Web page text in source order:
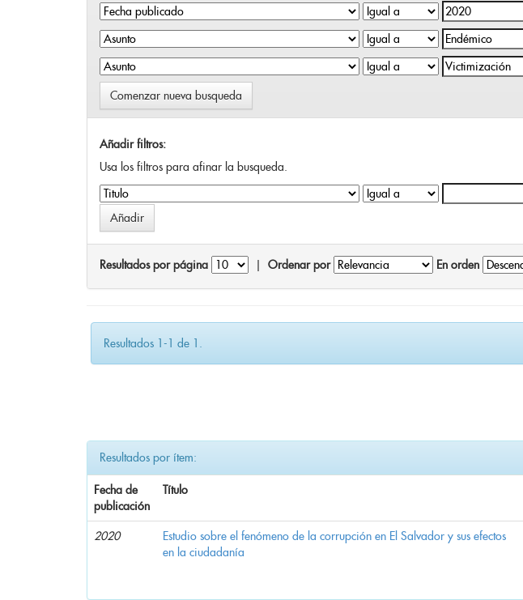
Comenzar nueva busqueda
Añadir filtros:
Usa los filtros para afinar la busqueda.
Resultados por página Ordenar por En orden
Resultados 1-1 de 1.
Resultados por ítem:
Fecha de
publicación
Título
2020
Estudio sobre el fenómeno de la corrupción en El Salvador y sus efectos
en la ciudadanía